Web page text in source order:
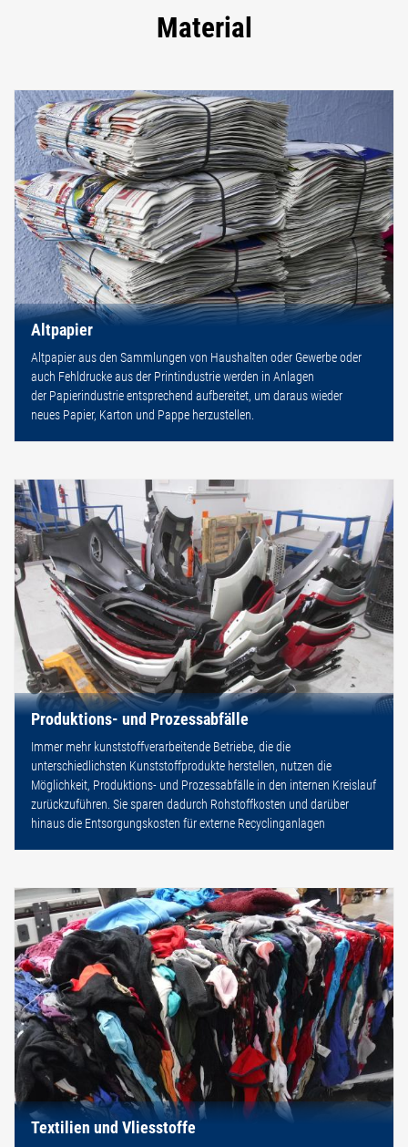
Material
Altpapier
Altpapier aus den Sammlungen von Haushalten oder Gewerbe oder
auch Fehldrucke aus der Printindustrie werden in Anlagen
der Papierindustrie entsprechend aufbereitet, um daraus wieder
neues Papier, Karton und Pappe herzustellen.
Produktions- und Prozessabfälle
Immer mehr kunststoffverarbeitende Betriebe, die die
unterschiedlichsten Kunststoffprodukte herstellen, nutzen die
Möglichkeit, Produktions- und Prozessabfälle in den internen Kreislauf
zurückzuführen. Sie sparen dadurch Rohstoffkosten und darüber
hinaus die Entsorgungskosten für externe Recyclinganlagen
Textilien und Vliesstoffe